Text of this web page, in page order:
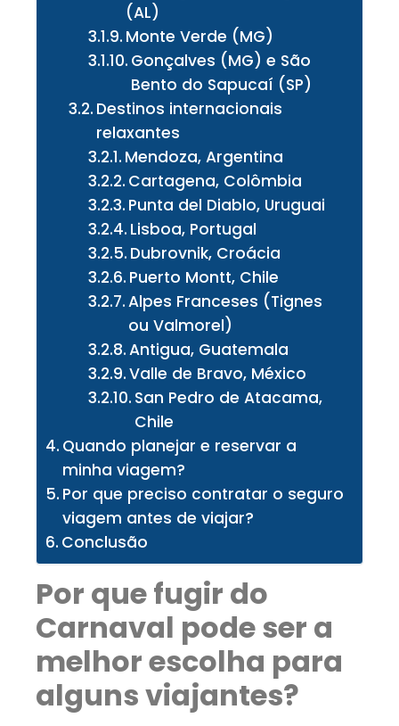
(AL)
Monte Verde (MG)
Gonçalves (MG) e São
Bento do Sapucaí (SP)
Destinos internacionais
relaxantes
Mendoza, Argentina
Cartagena, Colômbia
Punta del Diablo, Uruguai
Lisboa, Portugal
Dubrovnik, Croácia
Puerto Montt, Chile
Alpes Franceses (Tignes
ou Valmorel)
Antigua, Guatemala
Valle de Bravo, México
San Pedro de Atacama,
Chile
Quando planejar e reservar a
minha viagem?
Por que preciso contratar o seguro
viagem antes de viajar?
Conclusão
Por que fugir do
Carnaval pode ser a
melhor escolha para
alguns viajantes?